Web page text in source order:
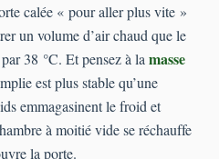
calée « pour aller plus vite »
un volume d’air chaud que le
38 °C. Et pensez à la masse
est plus stable qu’une
emmagasinent le froid et
à moitié vide se réchauffe
la porte.